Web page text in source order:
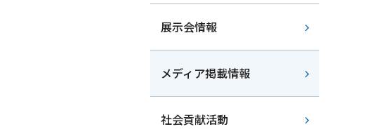
展示会情報
メディア掲載情報
社会貢献活動